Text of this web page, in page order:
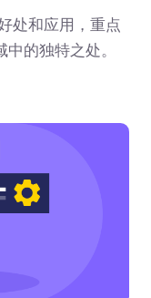
处和应用，重点
的独特之处。